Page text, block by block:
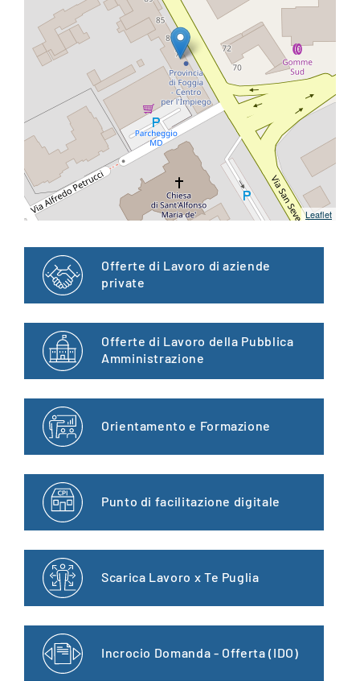
Leaflet
Offerte di Lavoro di aziende
private
Offerte di Lavoro della Pubblica
Amministrazione
Orientamento e Formazione
Punto di facilitazione digitale
Scarica Lavoro x Te Puglia
Incrocio Domanda - Offerta (IDO)